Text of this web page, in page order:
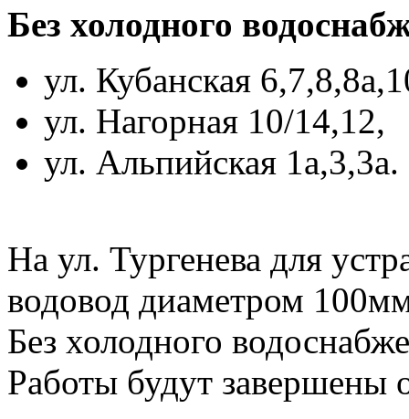
Без холодного
ул. Кубанская
ул. Нагорная 10/14,12,
ул. Альпийская 1а,3,3а.
На ул. Тургенева для
водовод диаметром
Без холодного
Работы будут завершены